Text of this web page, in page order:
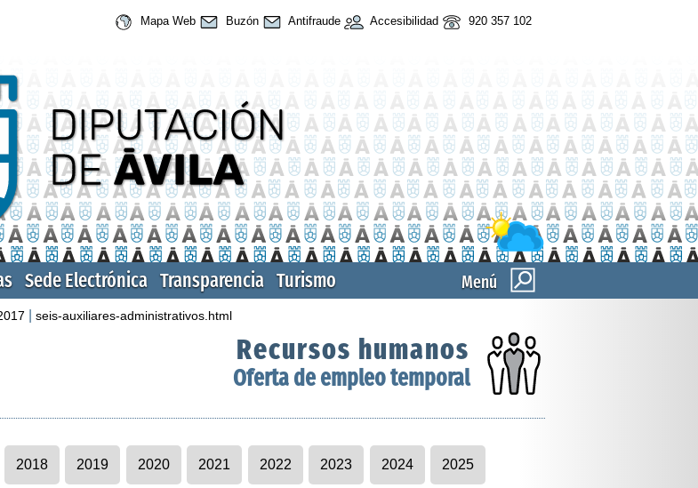
Mapa Web Buzón Antifraude Accesibilidad 920 357 102
Menú
Sede Electrónica Transparencia Turismo
seis-auxiliares-administrativos.html
Recursos humanos
Oferta de empleo temporal
2018 2019 2020 2021 2022 2023 2024 2025